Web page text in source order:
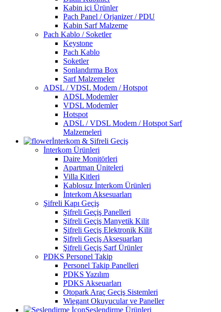
Kabin içi Ürünler
Pach Panel / Orjanizer / PDU
Kabin Sarf Malzeme
Pach Kablo / Soketler
Keystone
Pach Kablo
Soketler
Sonlandırma Box
Sarf Malzemeler
ADSL / VDSL Modem / Hotspot
ADSL Modemler
VDSL Modemler
Hotspot
ADSL / VDSL Modem / Hotspot Sarf
Malzemeleri
İnterkom & Şifreli Geçiş
İnterkom Ürünleri
Daire Monitörleri
Apartman Üniteleri
Villa Kitleri
Kablosuz İnterkom Ürünleri
İnterkom Aksesuarları
Şifreli Kapı Geçiş
Şifreli Geçiş Panelleri
Şifreli Geçiş Manyetik Kilit
Şifreli Geçiş Elektronik Kilit
Şifreli Geçiş Aksesuarları
Şifreli Geçiş Sarf Ürünler
PDKS Personel Takip
Personel Takip Panelleri
PDKS Yazılım
PDKS Akseuarları
Otopark Araç Geçiş Sistemleri
Wiegant Okuyucular ve Paneller
Seslendirme Ürünleri